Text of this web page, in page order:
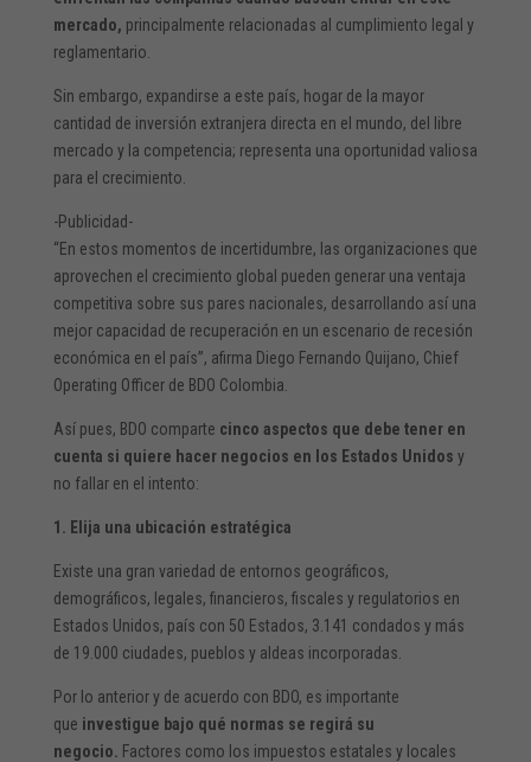
mercado, principalmente relacionadas al cumplimiento legal y
reglamentario.
Sin embargo, expandirse a este país, hogar de la mayor
cantidad de inversión extranjera directa en el mundo, del libre
mercado y la competencia; representa una oportunidad valiosa
para el crecimiento.
-Publicidad-
“En estos momentos de incertidumbre, las organizaciones que
aprovechen el crecimiento global pueden generar una ventaja
competitiva sobre sus pares nacionales, desarrollando así una
mejor capacidad de recuperación en un escenario de recesión
económica en el país”, afirma Diego Fernando Quijano, Chief
Operating Officer de BDO Colombia.
Así pues, BDO comparte cinco aspectos que debe tener en
cuenta si quiere hacer negocios en los Estados Unidos y
no fallar en el intento:
1. Elija una ubicación estratégica
Existe una gran variedad de entornos geográficos,
demográficos, legales, financieros, fiscales y regulatorios en
Estados Unidos, país con 50 Estados, 3.141 condados y más
de 19.000 ciudades, pueblos y aldeas incorporadas.
Por lo anterior y de acuerdo con BDO, es importante
que investigue bajo qué normas se regirá su
negocio. Factores como los impuestos estatales y locales